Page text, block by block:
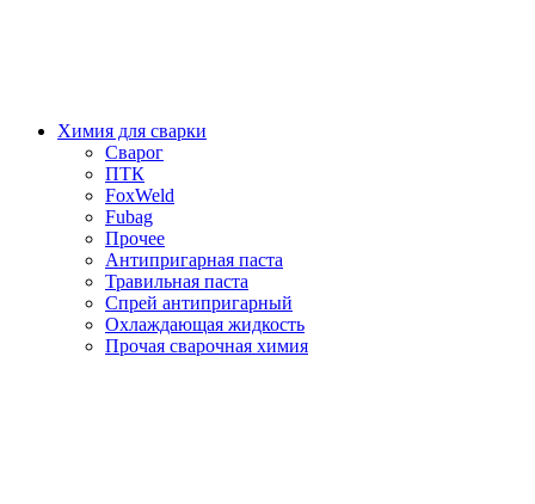
Химия для сварки
Сварог
ПТК
FoxWeld
Fubag
Прочее
Антипригарная паста
Травильная паста
Спрей антипригарный
Охлаждающая жидкость
Прочая сварочная химия